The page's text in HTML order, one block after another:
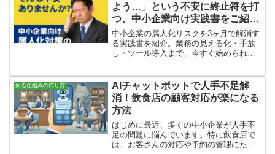
よう…」という不安に終止符を打
つ、中小企業向け実践書をご紹介
します。
中小企業の属人化リスクを3ヶ月で解消す
る実践書を紹介。業務の見える化・手放
し・ツール導入まで、今すぐ始められま
回る仕組みの作り方
AIチャットボットで人手不足解
消！飲食店の顧客対応が楽になる
方法
はじめに最近、多くの中小企業が人手不
足の問題に悩んでいます。特に飲食店で
は、お客さんの対応や予約の管理にたく